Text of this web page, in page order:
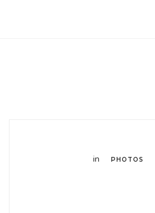
in PHOTOS